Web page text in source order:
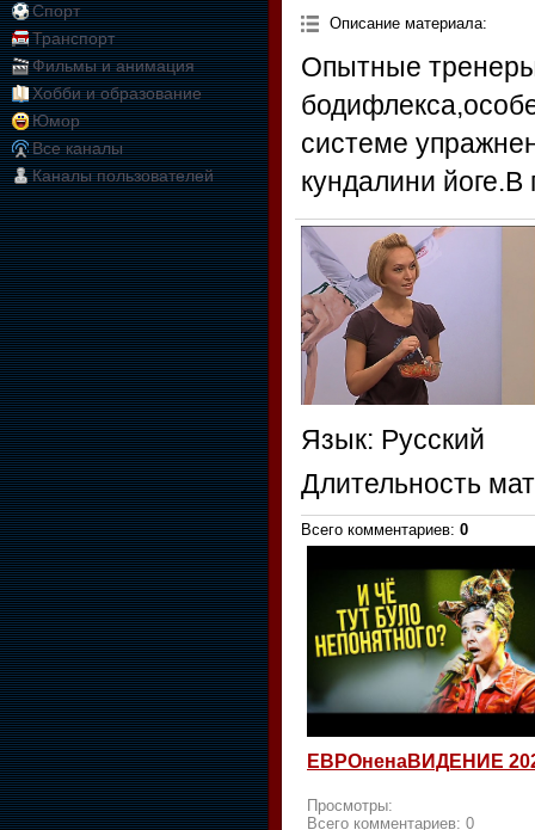
Спорт
Транспорт
Фильмы и анимация
Хобби и образование
Юмор
Все каналы
Каналы пользователей
Описание материала:
Опытные
системе
кундалини йоге.В
Язык: Русский
Длительность
Всего комментариев: 0
ЕВРОненаВИДЕНИЕ
Просмотры:
Всего комментариев: 0